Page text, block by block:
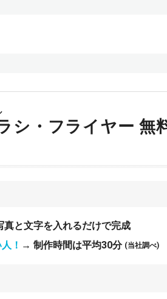
シ・フライヤー 無
真と文字を入れるだけで完成
！ → 制作時間は平均30分 (当社調べ)